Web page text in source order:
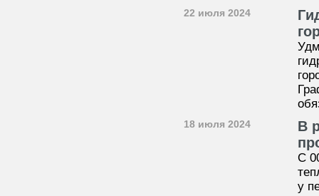
22 июля 2024
18 июля 2024
В
С
у